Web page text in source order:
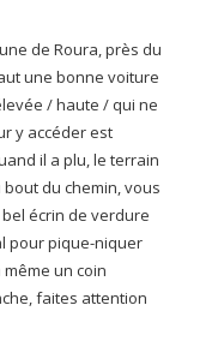
de Roura, près du
une bonne voiture
/ haute / qui ne
y accéder est
il a plu, le terrain
du chemin, vous
écrin de verdure
pour pique-niquer
un coin
faites attention